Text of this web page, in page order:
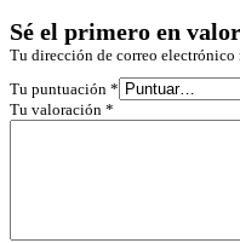
Sé el primero en
Tu dirección de correo electrónico
Tu puntuación *
Tu valoración *